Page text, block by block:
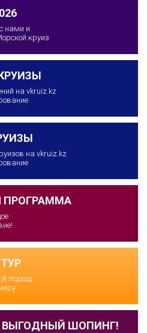
нами и
круиз
на vkruiz.kz
на vkruiz.kz
ПРОГРАММА
подход.
ВЫГОДНЫЙ ШОПИНГ!